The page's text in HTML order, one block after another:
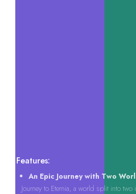
Key Features:
An Epic Journey with Two
Journey to Eternia, a world split into two